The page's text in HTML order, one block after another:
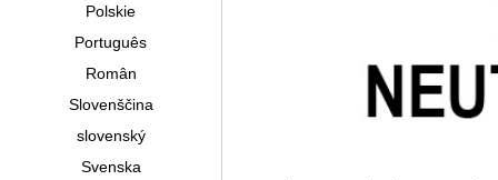
Polskie
Português
Român
Slovenščina
slovenský
Svenska